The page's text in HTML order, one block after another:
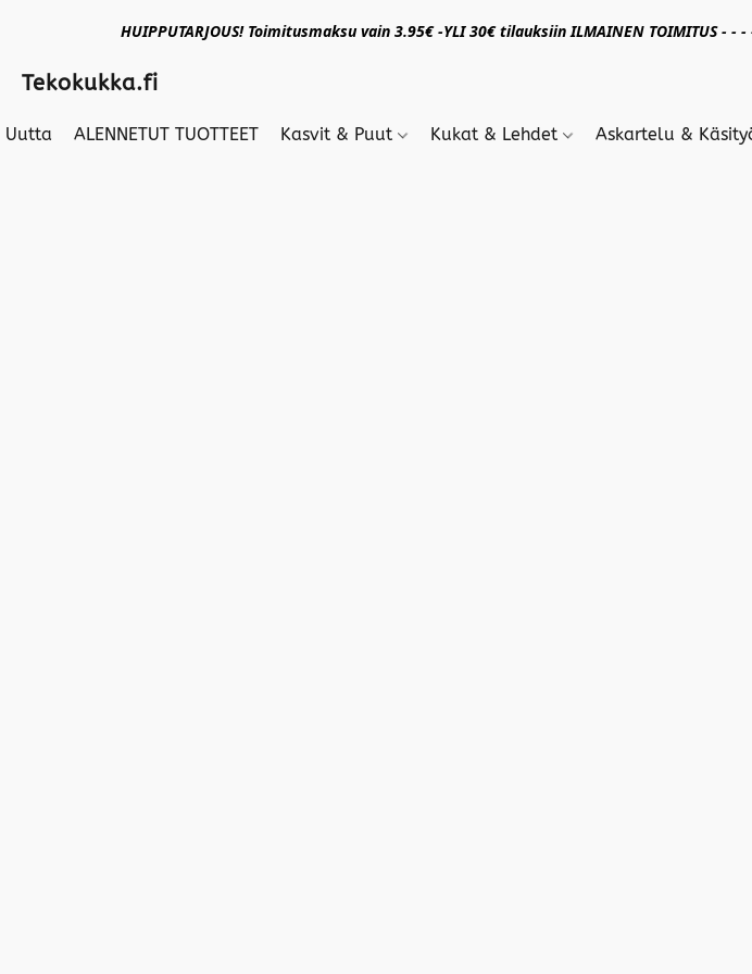
HUIPPUTARJOUS! Toimitusmaksu vain 3.95€ -YLI 30€ tilauksiin ILMAINEN TOIMITUS
Tekokukka.fi
Uutta ALENNETUT TUOTTEET Kasvit & Puut Kukat & Lehdet Askartelu &